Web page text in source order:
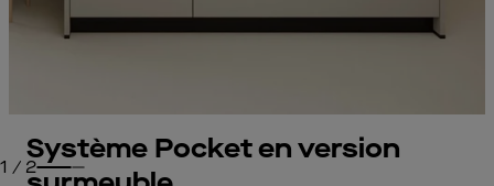
Système Pocket en version
1 / 2